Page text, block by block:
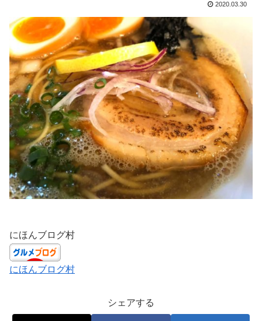
2020.03.30
にほんブログ村
にほんブログ村
シェアする